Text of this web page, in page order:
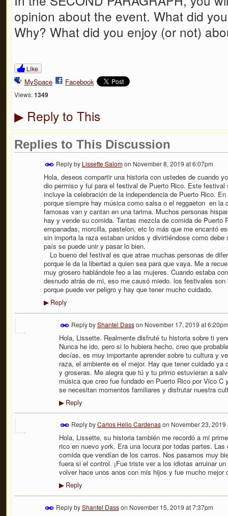
opinion about the event. What did
Why? What did you enjoy (or not)
Like
MySpace Facebook
Views: 1349
▶Reply to This
Replies to This Discussion
Reply by Lissette Salomon November 8, 2019 at 6:07pm
Hola, deseos compartir una historia con ustedes de cuando
dio permiso y fui para el festival de Puerto Rico. Este
incluye la celebración de la independencia de Puerto Rico.
porque siempre hay música como salsa o el reggaeton en la
famosas van y cantan en una tarima. Muchos personas
hay y vende su comida. Tantas mezcla de comida de Puerto
empanadas, morcilla, pastelon, etc lo más que me encantó
sin importa la raza estaban unidos y divirtiéndose como
país se puede unir y pasar lo bien.
Lo bueno del festival es que atrae muchas personas de
porque le da la libertad a quien sea para que vaya. Me a
muy grosero hablándole feo a las mujeres. Cuando estaba
desnudo atrás de mi, eso me causó miedo. los festivales son
porque puede ver peligro y hay que tener mucho cuidado.
▶Reply
Reply byShantel Dasson November 17, 2019 at 6:20pm
Hola, Lissette. Realmente disfruté tu historia sobre ti
Nunca he ido, pero si lo hubiera hecho, creo que
decías, es muy importante aprender sobre tu cultura y
raza, el ambiente es el mejor. Hay que tener cuidado
y groseras. Me alegra que tú y tu primo estuvieran a
música que creo fue fundado en Puerto Rico por Vico
se necesitan momentos familiares y disfrutar nuestra
▶Reply
Reply byCarlos Helio Cardenason November 23, 2019
Hola, Lissette, su historia también me recordó a mi
rico en nuevo york. Era una locura por todas partes.
comida que vendían de los carros. Nos pasamos muy
fuera si el control. ¡Fue triste ver a los idiotas arruinar
volver hace unos anos con mis hijos y fue mucho mejor
▶Reply
Reply byShantel Dasson November 15, 2019 at 7:37pm